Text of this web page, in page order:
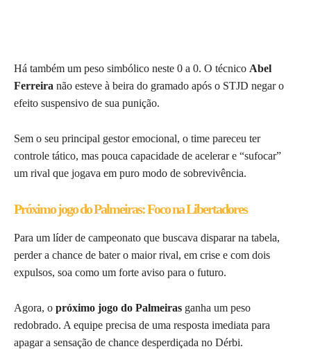
Há também um peso simbólico neste 0 a 0. O técnico Abel
Ferreira não esteve à beira do gramado após o STJD negar o
efeito suspensivo de sua punição.
Sem o seu principal gestor emocional, o time pareceu ter
controle tático, mas pouca capacidade de acelerar e “sufocar”
um rival que jogava em puro modo de sobrevivência.
Próximo jogo do Palmeiras: Foco na Libertadores
Para um líder de campeonato que buscava disparar na tabela,
perder a chance de bater o maior rival, em crise e com dois
expulsos, soa como um forte aviso para o futuro.
Agora, o próximo jogo do Palmeiras ganha um peso
redobrado. A equipe precisa de uma resposta imediata para
apagar a sensação de chance desperdiçada no Dérbi.